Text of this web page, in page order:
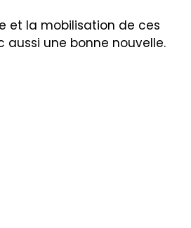
et la mobilisation de ces
aussi une bonne nouvelle.